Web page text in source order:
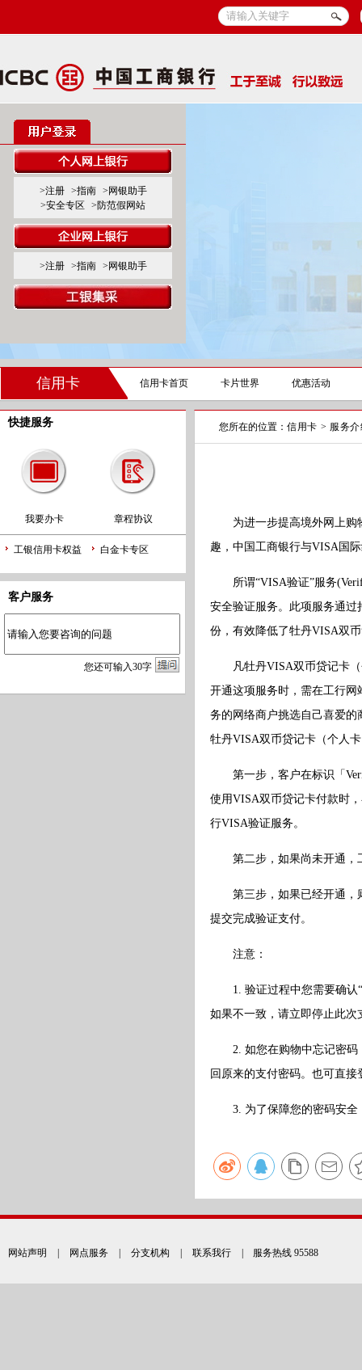
>注册 >指南
>网银助手
>安全专区
>防范假网站
>注册 >指南 >网银助手
信用卡 信用卡首页 卡片世界 优惠活动
快捷服务
我要办卡 章程协议
工银信用卡权益 白金卡专区
客户服务
您还可输入30字
您所在的位置： 信用卡 > 服务
为进一步提高境外网上购物
趣，中国工商银行与VISA国
所谓“VISA验证”服务
安全验证服务。此项服务通
份，有效降低了牡丹VISA双
凡牡丹VISA双币贷记卡（
开通这项服务时，需在工行网
务的网络商户挑选自己喜爱
牡丹VISA双币贷记卡（个人
第一步，客户在标识「
使用VISA双币贷记卡付款时
行VISA验证服务。
第二步，如果尚未开通，
第三步，如果已经开通，则
提交完成验证支付。
注意：
1. 验证过程中您需要确认“
如果不一致，请立即停止此
2. 如您在购物中忘记密码，
回原来的支付密码。也可直
3. 为了保障您的密码安全
网站声明 网点服务 分支机构 联系我行 | 服务热线 95588